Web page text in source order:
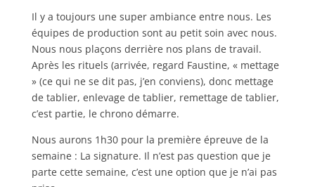
Il y a toujours une super ambiance entre nous. Les
équipes de production sont au petit soin avec nous.
Nous nous plaçons derrière nos plans de travail.
Après les rituels (arrivée, regard Faustine, « mettage
» (ce qui ne se dit pas, j’en conviens), donc mettage
de tablier, enlevage de tablier, remettage de tablier,
c’est partie, le chrono démarre.
Nous aurons 1h30 pour la première épreuve de la
semaine : La signature. Il n’est pas question que je
parte cette semaine, c’est une option que je n’ai pas